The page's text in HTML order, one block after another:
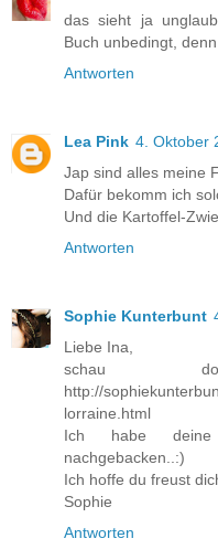
das sieht ja
Buch unbedingt,
Antworten
Lea Pink 4. Oktober
Jap sind alles meine
Dafür bekomm ich
Und die Kartoffel-
Antworten
Sophie Kunterbunt
Liebe Ina,
schau
http://
lorraine.html
Ich habe deine
nachgebacken..:)
Ich hoffe du freust
Sophie
Antworten